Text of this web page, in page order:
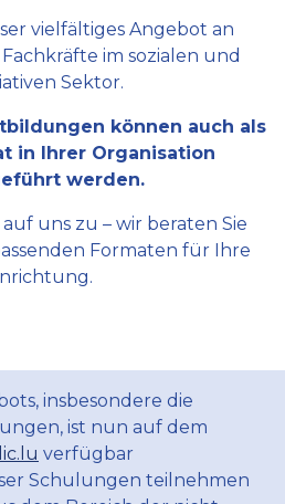
vielfältiges Angebot an
im sozialen und
Sektor.
können auch als
in Ihrer Organisation
werden.
uns zu – wir beraten Sie
Formaten für Ihre
insbesondere die
ist nun auf dem
verfügbar
Schulungen teilnehmen